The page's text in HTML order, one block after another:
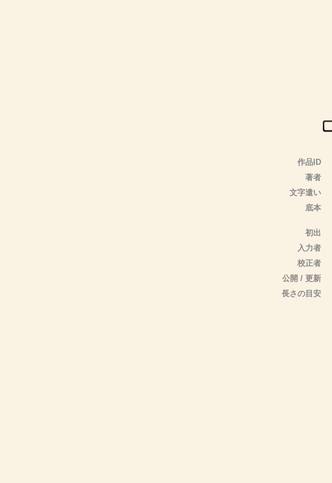
作品ID
著者
文字遣い
底本
初出
入力者
校正者
公開 / 更新
長さの目安